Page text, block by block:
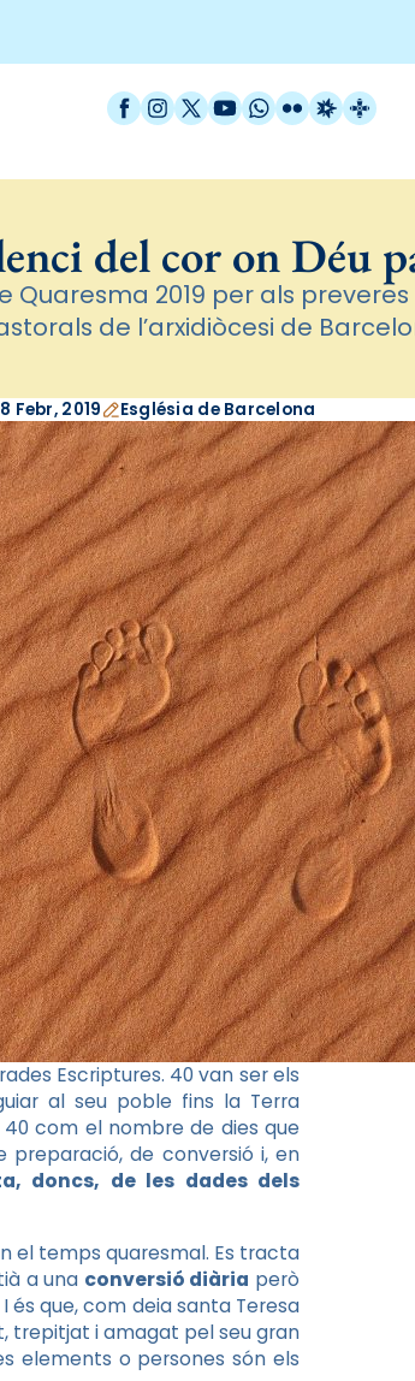
Facebook
Instagram
X / Twitter
YouTube
WhatsApp
FlickrRadio
del cor on Déu
Quaresma 2019 per als
de l’arxidiòcesi de
Febr, 2019 Església de Barcelona
Escriptures. 40 van ser els
al seu poble fins la Terra
com el nombre de dies que
de conversió i, en
doncs, de les dades dels
el temps quaresmal. Es tracta
a una conversió diària però
I és que, com deia santa Teresa
trepitjat i amagat pel seu gran
elements o persones són els